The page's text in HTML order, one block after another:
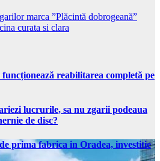
marca ”Plăcintă dobrogeană”
curata si clara
reabilitarea completă pe
lucrurile, sa nu zgarii podeaua
de disc?
prima fabrica in Oradea, investitie